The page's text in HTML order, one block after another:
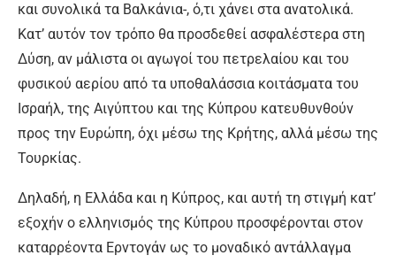
και συνολικά τα Βαλκάνια-, ό,τι χάνει στα ανατολικά.
Κατ’ αυτόν τον τρόπο θα προσδεθεί ασφαλέστερα στη
Δύση, αν μάλιστα οι αγωγοί του πετρελαίου και του
φυσικού αερίου από τα υποθαλάσσια κοιτάσματα του
Ισραήλ, της Αιγύπτου και της Κύπρου κατευθυνθούν
προς την Ευρώπη, όχι μέσω της Κρήτης, αλλά μέσω της
Τουρκίας.
Δηλαδή, η Ελλάδα και η Κύπρος, και αυτή τη στιγμή κατ’
εξοχήν ο ελληνισμός της Κύπρου προσφέρονται στον
καταρρέοντα Ερντογάν ως το μοναδικό αντάλλαγμα